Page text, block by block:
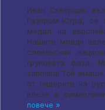
Иван Скворцов,
Газпром-Югра, се
медал на
Нашите млади
словенския
груповата фаза.
започва! Той
от лидерите на
влезе в
повече »